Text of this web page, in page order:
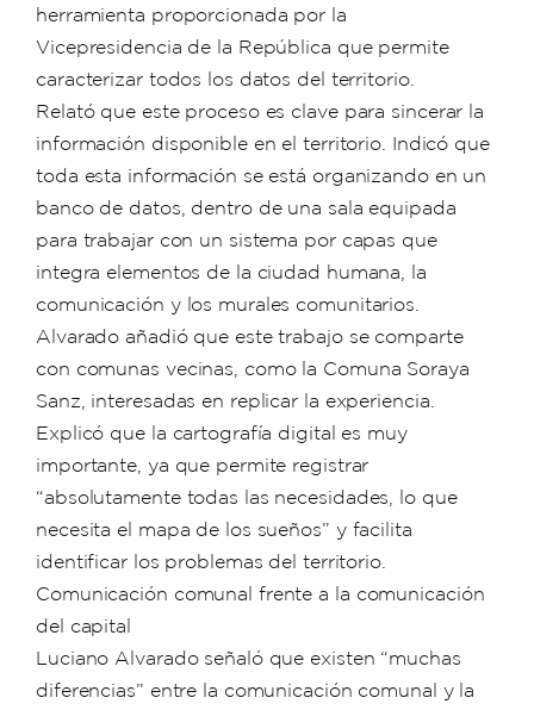
herramienta proporcionada por la
Vicepresidencia de la República que permite
caracterizar todos los datos del territorio.
Relató que este proceso es clave para sincerar la
información disponible en el territorio. Indicó que
toda esta información se está organizando en un
banco de datos, dentro de una sala equipada
para trabajar con un sistema por capas que
integra elementos de la ciudad humana, la
comunicación y los murales comunitarios.
Alvarado añadió que este trabajo se comparte
con comunas vecinas, como la Comuna Soraya
Sanz, interesadas en replicar la experiencia.
Explicó que la cartografía digital es muy
importante, ya que permite registrar
“absolutamente todas las necesidades, lo que
necesita el mapa de los sueños” y facilita
identificar los problemas del territorio.
Comunicación comunal frente a la comunicación
del capital
Luciano Alvarado señaló que existen “muchas
diferencias” entre la comunicación comunal y la